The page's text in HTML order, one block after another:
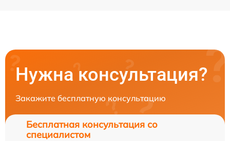
Нужна консультация?
Закажите бесплатную консультацию
Бесплатная консультация со
специалистом